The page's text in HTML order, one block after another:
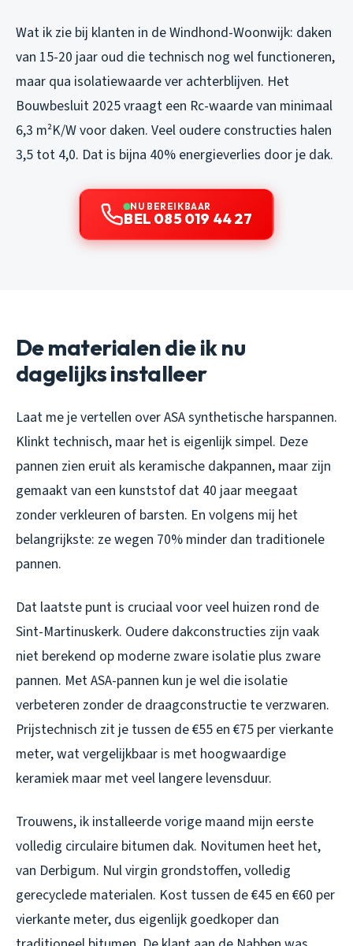
Wat ik zie bij klanten in de Windhond-Woonwijk: daken
van 15-20 jaar oud die technisch nog wel functioneren,
maar qua isolatiewaarde ver achterblijven. Het
Bouwbesluit 2025 vraagt een Rc-waarde van minimaal
6,3 m²K/W voor daken. Veel oudere constructies halen
3,5 tot 4,0. Dat is bijna 40% energieverlies door je dak.
NU BEREIKBAAR
BEL 085 019 44 27
De materialen die ik nu
dagelijks installeer
Laat me je vertellen over ASA synthetische harspannen.
Klinkt technisch, maar het is eigenlijk simpel. Deze
pannen zien eruit als keramische dakpannen, maar zijn
gemaakt van een kunststof dat 40 jaar meegaat
zonder verkleuren of barsten. En volgens mij het
belangrijkste: ze wegen 70% minder dan traditionele
pannen.
Dat laatste punt is cruciaal voor veel huizen rond de
Sint-Martinuskerk. Oudere dakconstructies zijn vaak
niet berekend op moderne zware isolatie plus zware
pannen. Met ASA-pannen kun je wel die isolatie
verbeteren zonder de draagconstructie te verzwaren.
Prijstechnisch zit je tussen de €55 en €75 per vierkante
meter, wat vergelijkbaar is met hoogwaardige
keramiek maar met veel langere levensduur.
Trouwens, ik installeerde vorige maand mijn eerste
volledig circulaire bitumen dak. Novitumen heet het,
van Derbigum. Nul virgin grondstoffen, volledig
gerecyclede materialen. Kost tussen de €45 en €60 per
vierkante meter, dus eigenlijk goedkoper dan